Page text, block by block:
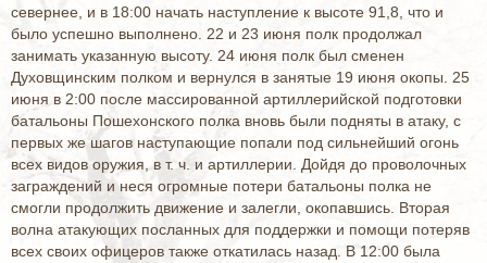
севернее, и в 18:00 начать наступление к высоте 91,8, что и
было успешно выполнено. 22 и 23 июня полк продолжал
занимать указанную высоту. 24 июня полк был сменен
Духовщинским полком и вернулся в занятые 19 июня окопы. 25
июня в 2:00 после массированной артиллерийской подготовки
батальоны Пошехонского полка вновь были подняты в атаку, с
первых же шагов наступающие попали под сильнейший огонь
всех видов оружия, в т. ч. и артиллерии. Дойдя до проволочных
заграждений и неся огромные потери батальоны полка не
смогли продолжить движение и залегли, окопавшись. Вторая
волна атакующих посланных для поддержки и помощи потеряв
всех своих офицеров также откатилась назад. В 12:00 была